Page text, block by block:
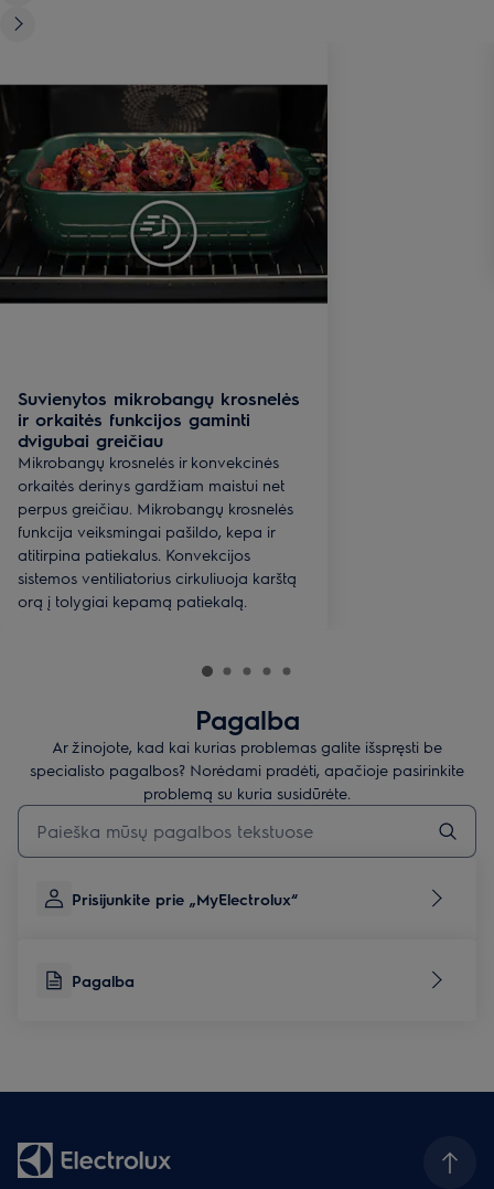
Suvienytos mikrobangų krosnelės
ir orkaitės funkcijos gaminti
dvigubai greičiau
Mikrobangų krosnelės ir konvekcinės
orkaitės derinys gardžiam maistui net
perpus greičiau. Mikrobangų krosnelės
funkcija veiksmingai pašildo, kepa ir
atitirpina patiekalus. Konvekcijos
sistemos ventiliatorius cirkuliuoja karštą
orą į tolygiai kepamą patiekalą.
Pagalba
Ar žinojote, kad kai kurias problemas galite išspręsti be
specialisto pagalbos? Norėdami pradėti, apačioje pasirinkite
problemą su kuria susidūrėte.
Įveskite tekstą, jei norite ieškoti pagalbinių straipsnių
Prisijunkite prie „MyElectrolux“
Pagalba